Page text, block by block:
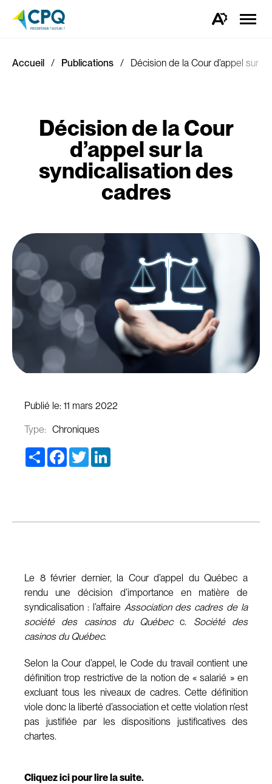
Ouvrez
d'accessibilité.
la
Accueil Publications Décision de la Cour d’appel sur
Décision de la Cour
d’appel sur la
syndicalisation des
cadres
Publié le: 11 mars 2022
Type: Chroniques
Share Facebook
Twitter
Le 8 février dernier, la Cour d’appel du Québec a
rendu une décision d’importance en matière de
syndicalisation : l’affaire Association des cadres de la
société des casinos du Québecc. Société des
casinos du Québec.
Selon la Cour d’appel, le Code du travail contient une
définition trop restrictive de la notion de « salarié » en
excluant tous les niveaux de cadres. Cette définition
viole donc la liberté d’association et cette violation n’est
pas justifiée par les dispositions justificatives des
chartes.
Cliquez ici pour lire la suite.